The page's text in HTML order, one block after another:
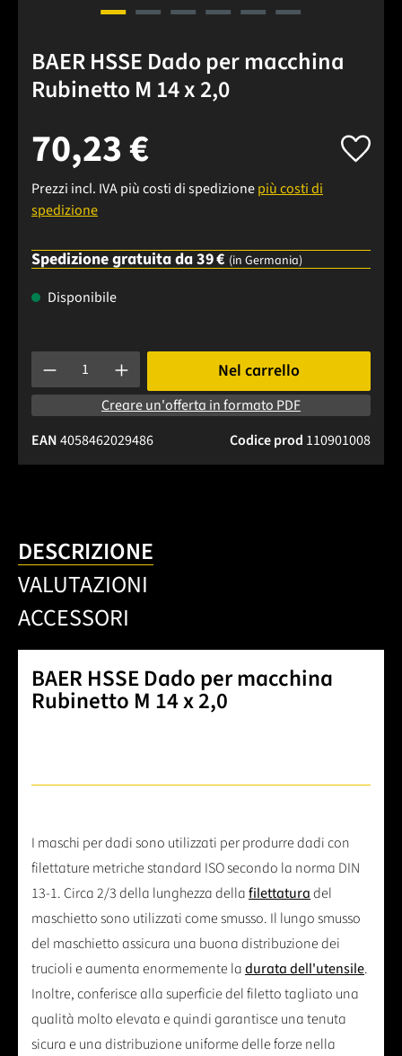
BAER HSSE Dado per macchina
Rubinetto M 14 x 2,0
70,23 €
Prezzi incl. IVA più costi di spedizionepiù costi di
spedizione
Spedizione gratuita da 39 € (in Germania)
Disponibile
Quantità del prodotto: inserisci la quantità desiderata o
Nel carrello
Creare un'offerta in formato PDF
Codice prod 110901008
EAN4058462029486
DESCRIZIONE
VALUTAZIONI
ACCESSORI
BAER HSSE Dado per macchina
Rubinetto M 14 x 2,0
I maschi per dadi sono utilizzati per produrre dadi con
filettature metriche standard ISO secondo la norma DIN
13-1. Circa 2/3 della lunghezza dellafilettaturadel
maschietto sono utilizzati come smusso. Il lungo smusso
del maschietto assicura una buona distribuzione dei
trucioli e aumenta enormemente ladurata dell'utensile.
Inoltre, conferisce alla superficie del filetto tagliato una
qualità molto elevata e quindi garantisce una tenuta
sicura e una distribuzione uniforme delle forze nella